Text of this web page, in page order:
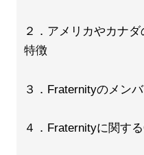
２．アメリカやカナ
特徴
３．Fraternityのメン
４．Fraternityに関す